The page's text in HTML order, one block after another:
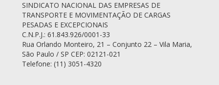
SINDICATO NACIONAL DAS EMPRESAS DE
TRANSPORTE E MOVIMENTAÇÃO DE CARGAS
PESADAS E EXCEPCIONAIS
C.N.P.J.: 61.843.926/0001-33
Rua Orlando Monteiro, 21 – Conjunto 22 – Vila Maria,
São Paulo / SP CEP: 02121-021
Telefone: (11) 3051-4320